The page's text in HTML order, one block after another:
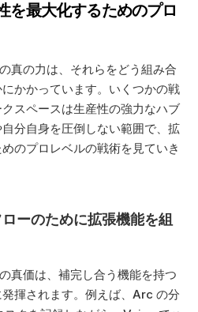
を最大化するためのプロ
の力は、それらをどう組み合
かかっています。いくつかの戦
スペースは生産性の強力なハブ
分自身を圧倒しない範囲で、拡
のプロレベルの戦術を見ていき
ーのために拡張機能を組
価は、補完し合う機能を持つ
揮されます。例えば、Arc の分